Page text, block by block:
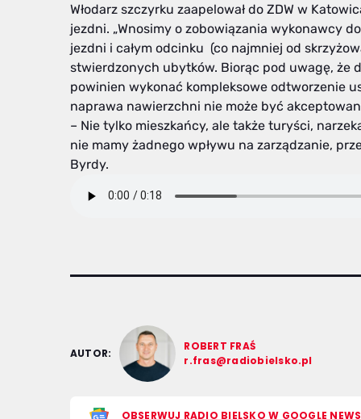
Włodarz szczyrku zaapelował do ZDW w
jezdni. „Wnosimy o zobowiązania wykonawcy
jezdni i całym odcinku (co najmniej od
stwierdzonych ubytków. Biorąc pod uwagę, że
powinien wykonać kompleksowe odtworzenie
naprawa nawierzchni nie może być
– Nie tylko mieszkańcy, ale także turyści,
nie mamy żadnego wpływu na zarządzanie,
Byrdy.
AUTOR:
ROBERT FRAŚ
r.fras@radiobielsko.pl
OBSERWUJ RADIO BIELSKO W GOOGLE NEWS